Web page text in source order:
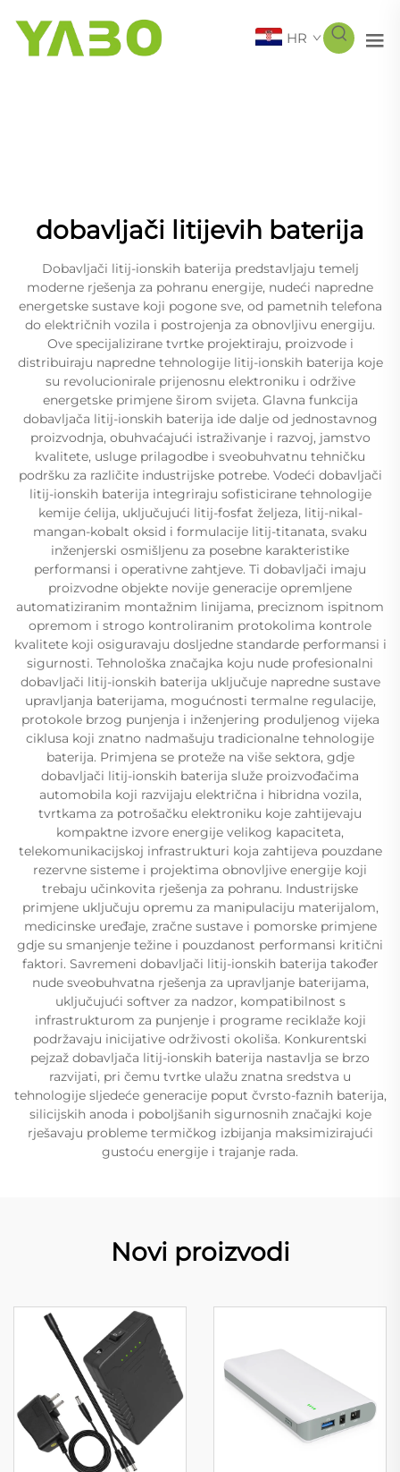
HR
dobavljači litijevih baterija
Dobavljači litij-ionskih baterija predstavljaju temelj
moderne rješenja za pohranu energije, nudeći napredne
energetske sustave koji pogone sve, od pametnih telefona
do električnih vozila i postrojenja za obnovljivu energiju.
Ove specijalizirane tvrtke projektiraju, proizvode i
distribuiraju napredne tehnologije litij-ionskih baterija koje
su revolucionirale prijenosnu elektroniku i održive
energetske primjene širom svijeta. Glavna funkcija
dobavljača litij-ionskih baterija ide dalje od jednostavnog
proizvodnja, obuhvaćajući istraživanje i razvoj, jamstvo
kvalitete, usluge prilagodbe i sveobuhvatnu tehničku
podršku za različite industrijske potrebe. Vodeći dobavljači
litij-ionskih baterija integriraju sofisticirane tehnologije
kemije ćelija, uključujući litij-fosfat željeza, litij-nikal-
mangan-kobalt oksid i formulacije litij-titanata, svaku
inženjerski osmišljenu za posebne karakteristike
performansi i operativne zahtjeve. Ti dobavljači imaju
proizvodne objekte novije generacije opremljene
automatiziranim montažnim linijama, preciznom ispitnom
opremom i strogo kontroliranim protokolima kontrole
kvalitete koji osiguravaju dosljedne standarde performansi i
sigurnosti. Tehnološka značajka koju nude profesionalni
dobavljači litij-ionskih baterija uključuje napredne sustave
upravljanja baterijama, mogućnosti termalne regulacije,
protokole brzog punjenja i inženjering produljenog vijeka
ciklusa koji znatno nadmašuju tradicionalne tehnologije
baterija. Primjena se proteže na više sektora, gdje
dobavljači litij-ionskih baterija služe proizvođačima
automobila koji razvijaju električna i hibridna vozila,
tvrtkama za potrošačku elektroniku koje zahtijevaju
kompaktne izvore energije velikog kapaciteta,
telekomunikacijskoj infrastrukturi koja zahtijeva pouzdane
rezervne sisteme i projektima obnovljive energije koji
trebaju učinkovita rješenja za pohranu. Industrijske
primjene uključuju opremu za manipulaciju materijalom,
medicinske uređaje, zračne sustave i pomorske primjene
gdje su smanjenje težine i pouzdanost performansi kritični
faktori. Savremeni dobavljači litij-ionskih baterija također
nude sveobuhvatna rješenja za upravljanje baterijama,
uključujući softver za nadzor, kompatibilnost s
infrastrukturom za punjenje i programe reciklaže koji
podržavaju inicijative održivosti okoliša. Konkurentski
pejzaž dobavljača litij-ionskih baterija nastavlja se brzo
razvijati, pri čemu tvrtke ulažu znatna sredstva u
tehnologije sljedeće generacije poput čvrsto-faznih baterija,
silicijskih anoda i poboljšanih sigurnosnih značajki koje
rješavaju probleme termičkog izbijanja maksimizirajući
gustoću energije i trajanje rada.
Novi proizvodi